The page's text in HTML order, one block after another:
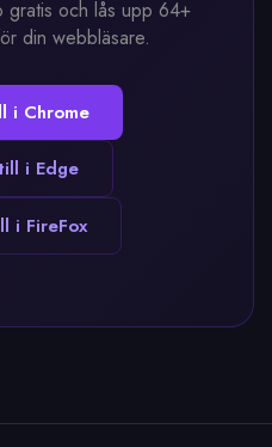
gratis och lås upp 64+
din webbläsare.
i Chrome
i Edge
i FireFox